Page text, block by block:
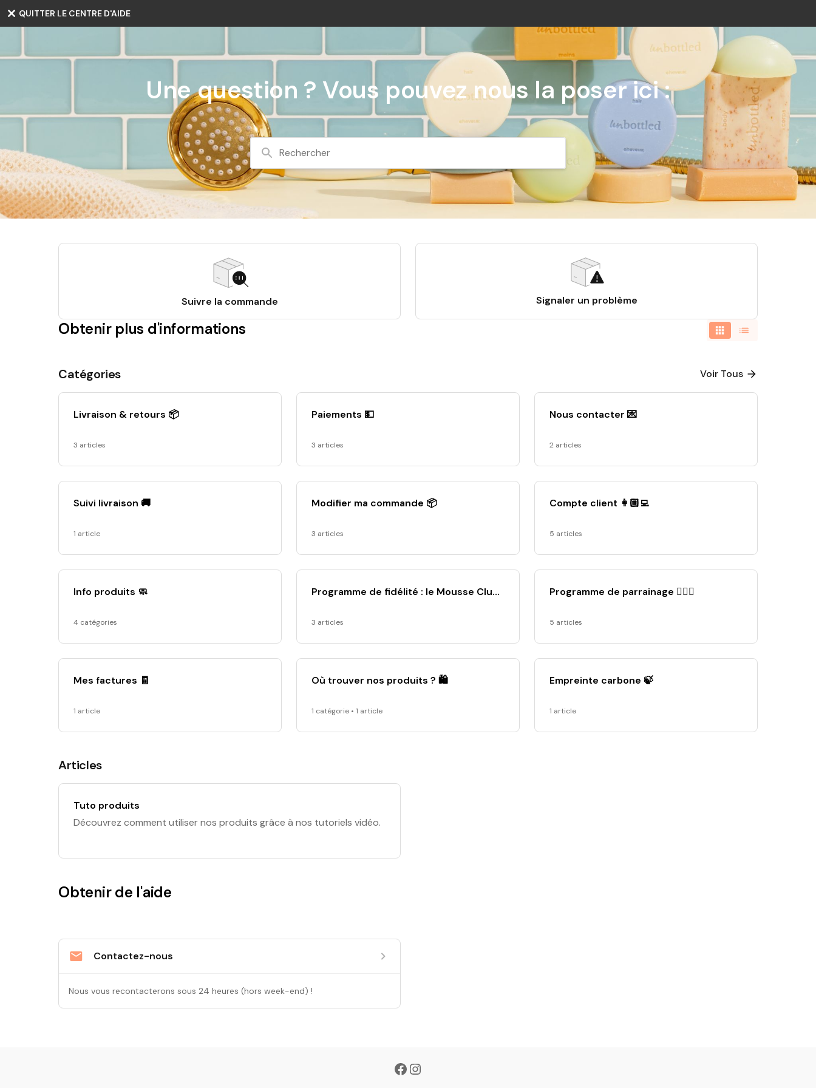
QUITTER LE CENTRE D'AIDE
Une question ? Vous pouvez nous la poser ici :
Rechercher
Suivre la commande Signaler un problème
Obtenir plus d'informations
Catégories Voir Tous
Livraison & retours 📦
3 articles
Paiements 💵
3 articles
Nous contacter 💌
2 articles
Suivi livraison 🚚
1 article
Modifier ma commande 📦
3 articles
Compte client 👩🏼‍💻
5 articles
Info produits 🧼
4 catégories
Programme de fidélité : le Mousse Club
3 articles
Programme de parrainage 👩‍❤️‍👨
5 articles
Mes factures 🧾
1 article
Où trouver nos produits ? 🛍
1 catégorie • 1 article
Empreinte carbone 🍃
1 article
Articles
Tuto produits
Découvrez comment utiliser nos produits grâce à nos tutoriels vidéo.
Obtenir de l'aide
Contactez-nous
Nous vous recontacterons sous 24 heures (hors week-end) !